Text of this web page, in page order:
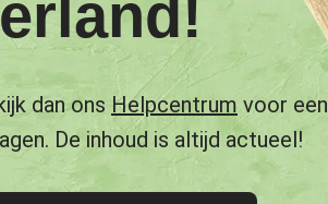
dan ons Helpcentrum voor een
De inhoud is altijd actueel!